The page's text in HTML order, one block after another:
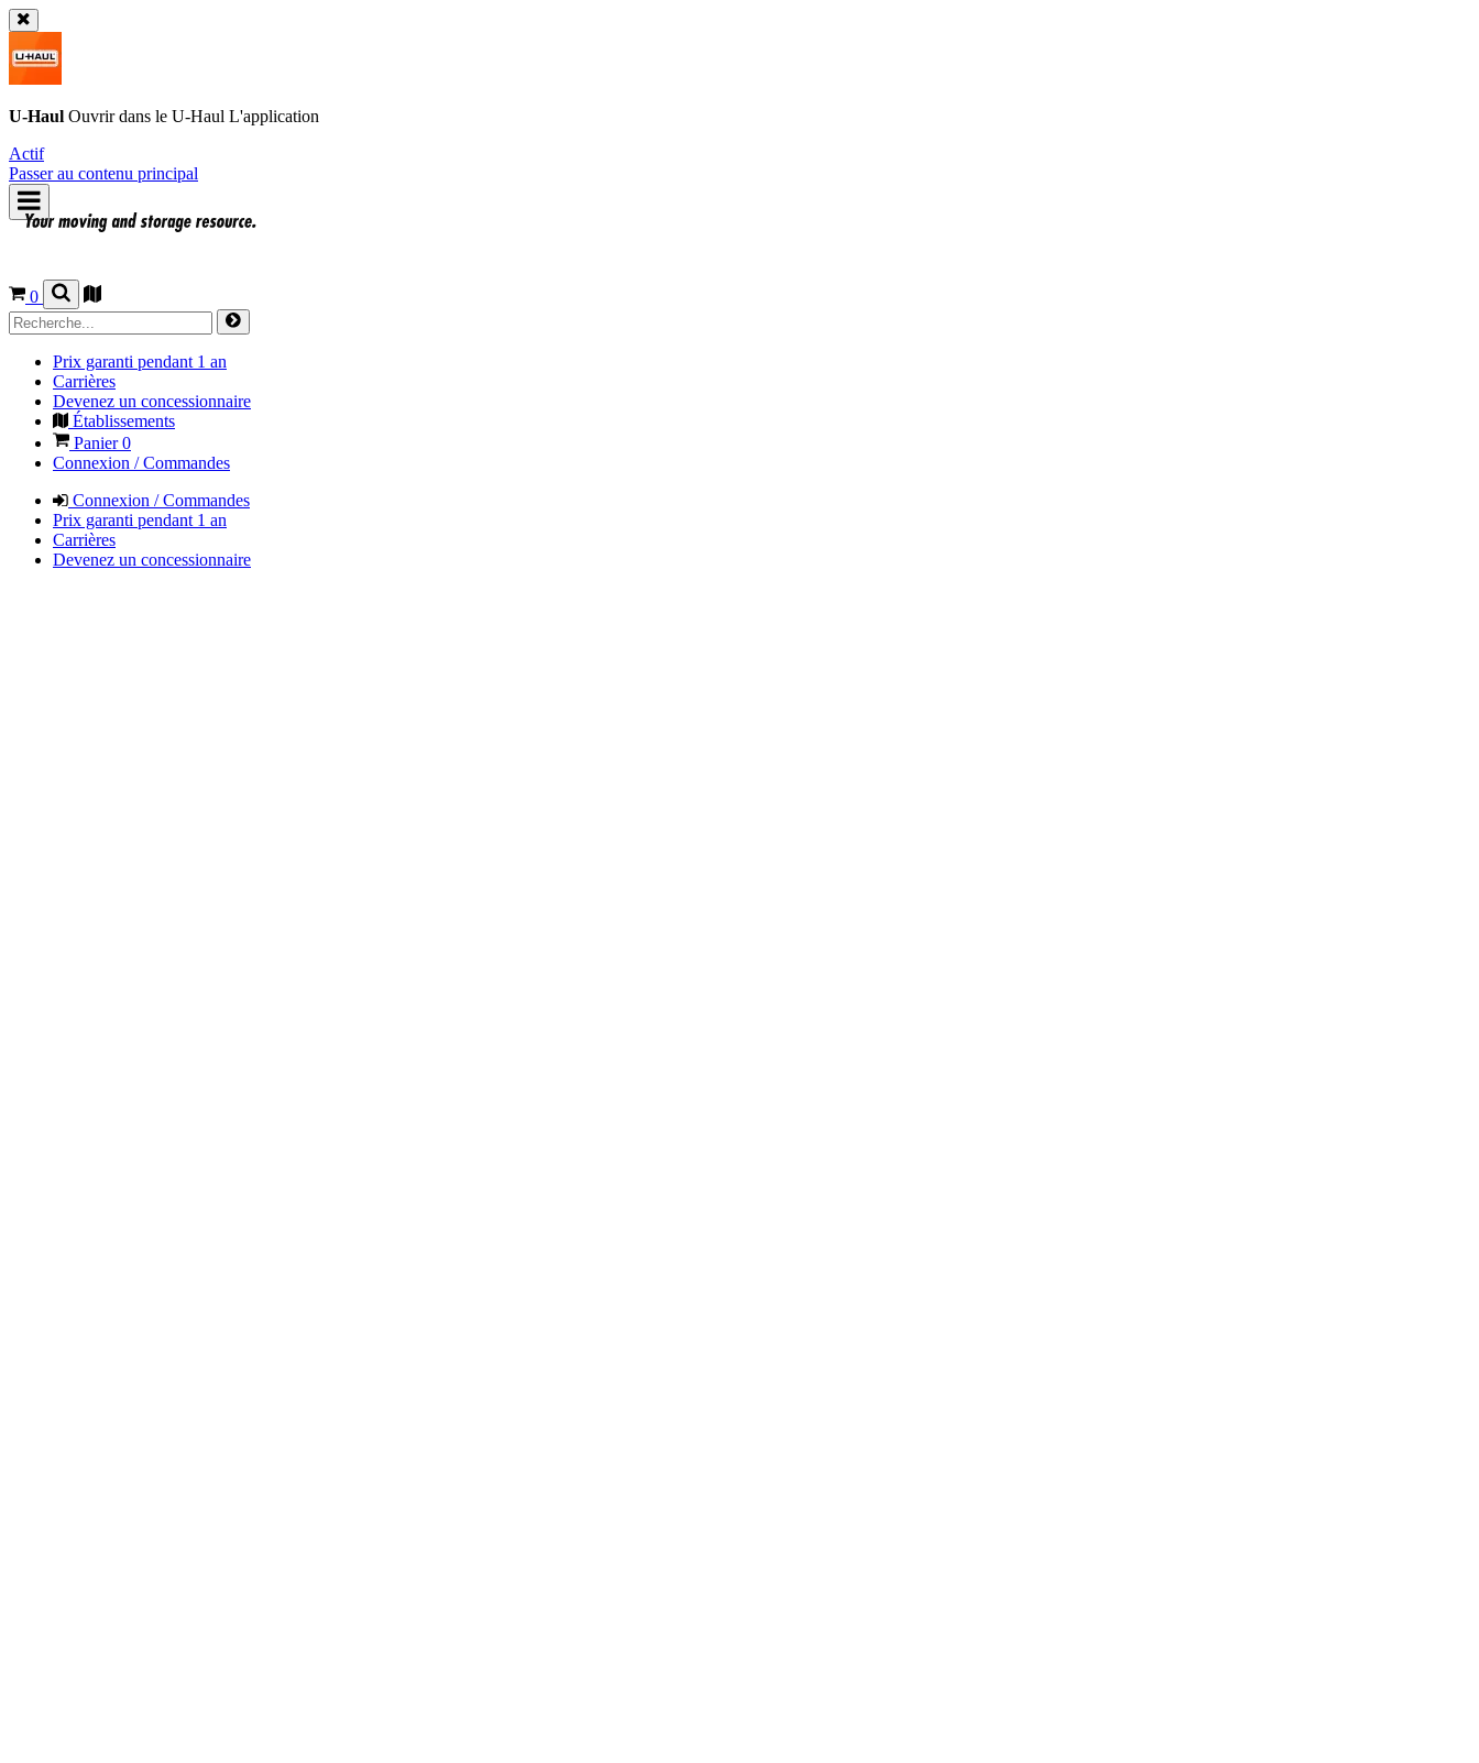
U-Haul Ouvrir dans le U-Haul L'application
Actif
Passer au contenu principal
0
Prix garanti pendant 1 an
Carrières
Devenez un concessionnaire
Établissements
Panier0
Connexion / Commandes
Connexion / Commandes
Prix garanti pendant 1 an
Carrières
Devenez un concessionnaire